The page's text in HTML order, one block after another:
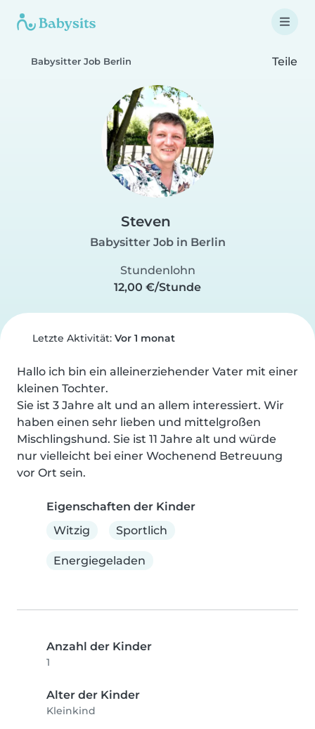
Babysitter Job Berlin Teile
Steven
Babysitter Job in Berlin
Stundenlohn
12,00 €/Stunde
Letzte Aktivität: Vor 1 monat
Hallo ich bin ein alleinerziehender Vater mit einer
kleinen Tochter.
Sie ist 3 Jahre alt und an allem interessiert. Wir
haben einen sehr lieben und mittelgroßen
Mischlingshund. Sie ist 11 Jahre alt und würde
nur vielleicht bei einer Wochenend Betreuung
vor Ort sein.
Eigenschaften der Kinder
Witzig
Sportlich
Energiegeladen
Anzahl der Kinder
1
Alter der Kinder
Kleinkind